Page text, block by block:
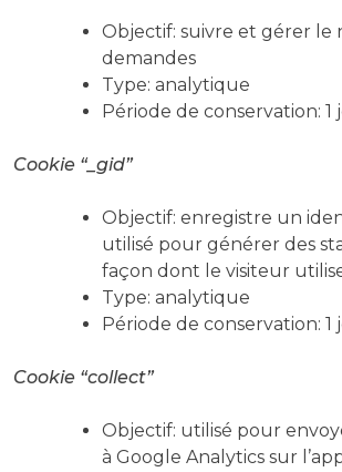
Objectif: suivre et gérer le
demandes
Type: analytique
Période de conservation: 1
Cookie “_gid”
Objectif: enregistre un
utilisé pour générer des
façon dont le visiteur
Type: analytique
Période de conservation: 1
Cookie “collect”
Objectif: utilisé pour
à Google Analytics sur